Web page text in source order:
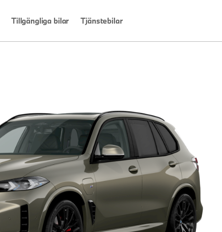
Tillgängliga bilar Tjänstebilar